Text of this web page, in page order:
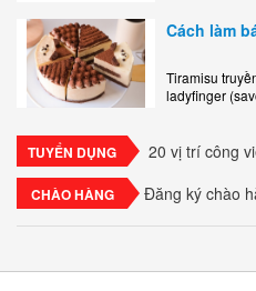
ngon, làm..
Cách làm
Tiramisu
ladyfinger
TUYỂN DỤNG 20 vị trí công
CHÀO HÀNG Đăng ký chào